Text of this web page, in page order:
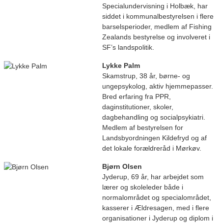
Specialundervisning i Holbæk, har
siddet i kommunalbestyrelsen i flere
barselsperioder, medlem af Fishing
Zealands bestyrelse og involveret i
SF’s landspolitik.
Lykke Palm
Skamstrup, 38 år, børne- og
ungepsykolog, aktiv hjemmepasser.
Bred erfaring fra PPR,
daginstitutioner, skoler,
dagbehandling og socialpsykiatri.
Medlem af bestyrelsen for
Landsbyordningen Kildefryd og af
det lokale forældreråd i Mørkøv.
Bjørn Olsen
Jyderup, 69 år, har arbejdet som
lærer og skoleleder både i
normalområdet og specialområdet,
kasserer i Ældresagen, med i flere
organisationer i Jyderup og diplom i